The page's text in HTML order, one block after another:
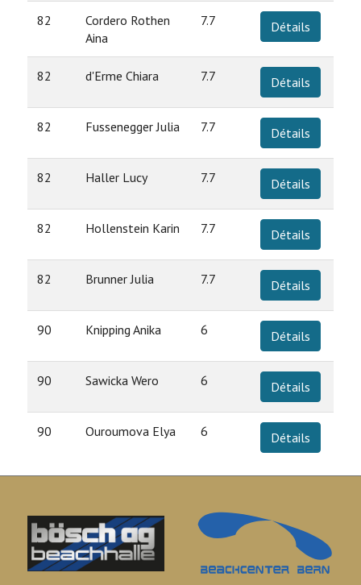
82
Cordero Rothen
Aina
7.7 Détails
82 d'Erme Chiara 7.7 Détails
82 Fussenegger Julia 7.7 Détails
82 Haller Lucy 7.7 Détails
82 Hollenstein Karin 7.7 Détails
82 Brunner Julia 7.7 Détails
90 Knipping Anika 6 Détails
90 Sawicka Wero 6 Détails
90 Ouroumova Elya 6 Détails